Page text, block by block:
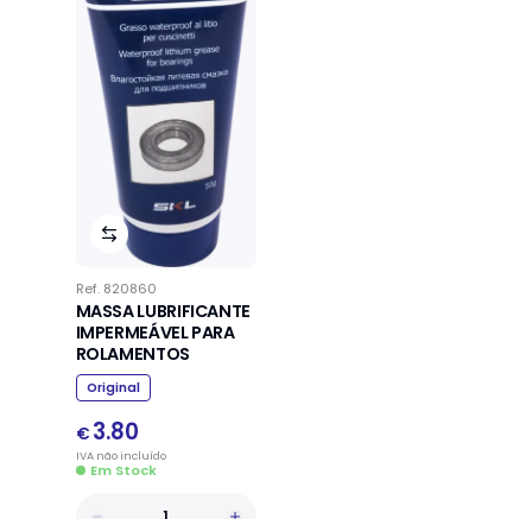
Ref. 820860
MASSA LUBRIFICANTE
IMPERMEÁVEL PARA
ROLAMENTOS
Original
€ 3.80
IVAnãoincluído
Em Stock